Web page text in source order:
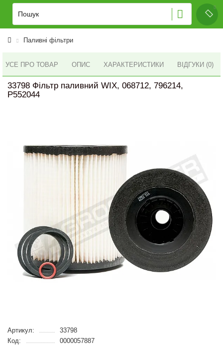
Паливні фільтри
УСЕ ПРО ТОВАР ОПИС ХАРАКТЕРИСТИКИ ВІДГУКИ (0)
33798 Фільтр паливний WIX, 068712, 796214,
P552044
Артикул:
33798
Код:
0000057887